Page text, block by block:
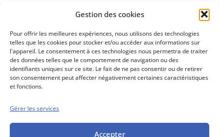
Gestion des cookies
Pour offrir les meilleures expériences, nous utilisons des technologies
telles que les cookies pour stocker et/ou accéder aux informations sur
l'appareil. Le consentement à ces technologies nous permettra de traiter
des données telles que le comportement de navigation ou des
identifiants uniques sur ce site. Le fait de ne pas consentir ou de retirer
son consentement peut affecter négativement certaines caractéristiques
et fonctions.
Gérer les services
Accepter
Découvrez
Conseils boursiers depuis 1952
Propos Utiles est
une publication